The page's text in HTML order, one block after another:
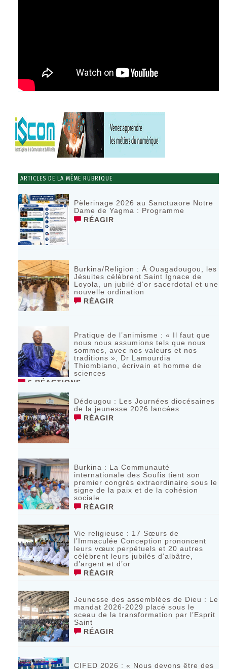
ARTICLES DE LA MÊME RUBRIQUE
Pèlerinage 2026 au Sanctuaore Notre
Dame de Yagma : Programme
RÉAGIR
Burkina/Religion : À Ouagadougou, les
Jésuites célèbrent Saint Ignace de
Loyola, un jubilé d’or sacerdotal et une
nouvelle ordination
RÉAGIR
Pratique de l’animisme : « Il faut que
nous nous assumions tels que nous
sommes, avec nos valeurs et nos
traditions », Dr Lamourdia
Thiombiano, écrivain et homme de
sciences
6 RÉACTIONS
Dédougou : Les Journées diocésaines
de la jeunesse 2026 lancées
RÉAGIR
‎Burkina : La Communauté
internationale des Soufis tient son
premier congrès extraordinaire sous le
signe de la paix et de la cohésion
sociale
RÉAGIR
Vie religieuse : 17 Sœurs de
l’Immaculée Conception prononcent
leurs vœux perpétuels et 20 autres
célèbrent leurs jubilés d’albâtre,
d’argent et d’or
RÉAGIR
Jeunesse des assemblées de Dieu : Le
mandat 2026-2029 placé sous le
sceau de la transformation par l’Esprit
Saint
RÉAGIR
CIFED 2026 : « Nous devons être des